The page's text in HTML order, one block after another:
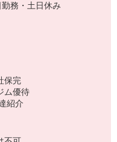
務・土日休み
保完
ム優待
紹介